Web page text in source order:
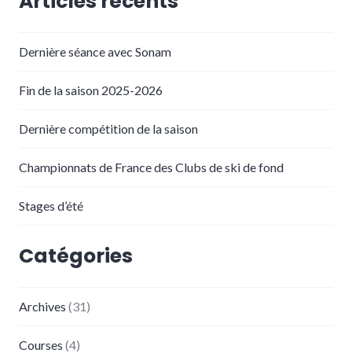
Dernière séance avec Sonam
Fin de la saison 2025-2026
Dernière compétition de la saison
Championnats de France des Clubs de ski de fond
Stages d’été
Catégories
Archives (31)
Courses (4)